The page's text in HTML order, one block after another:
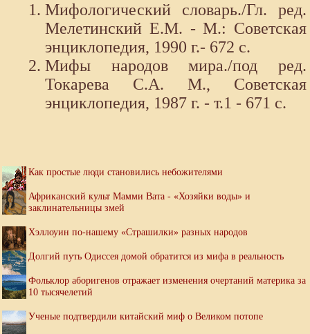
Мифологический словарь./Гл. ред.
Мелетинский Е.М. - М.: Советская
энциклопедия, 1990 г.- 672 с.
Мифы народов мира./под ред.
Токарева С.А. М., Советская
энциклопедия, 1987 г. - т.1 - 671 с.
Как простые люди становились небожителями
Африканский культ Мамми Вата - «Хозяйки воды» и
заклинательницы змей
Хэллоуин по-нашему «Страшилки» разных народов
Долгий путь Одиссея домой обратится из мифа в реальность
Фольклор аборигенов отражает изменения очертаний материка за
10 тысячелетий
Ученые подтвердили китайский миф о Великом потопе